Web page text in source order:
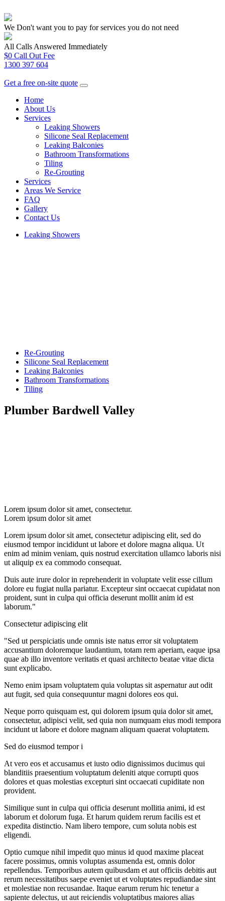
We Don't want you to pay for services you do not need
All Calls Answered Immediately
$0 Call Out Fee
1300 397 604
Get a free on-site quote
Home
About Us
Services
Leaking Showers
Silicone Seal Replacement
Leaking Balconies
Bathroom Transformations
Tiling
Re-Grouting
Services
Areas We Service
FAQ
Gallery
Contact Us
Leaking Showers
Re-Grouting
Silicone Seal Replacement
Leaking Balconies
Bathroom Transformations
Tiling
Plumber Bardwell Valley
Lorem ipsum dolor sit amet, consectetur.
Lorem ipsum dolor sit amet
Lorem ipsum dolor sit amet, consectetur adipiscing elit, sed do
eiusmod tempor incididunt ut labore et dolore magna aliqua. Ut
enim ad minim veniam, quis nostrud exercitation ullamco laboris nisi
ut aliquip ex ea commodo consequat.
Duis aute irure dolor in reprehenderit in voluptate velit esse cillum
dolore eu fugiat nulla pariatur. Excepteur sint occaecat cupidatat non
proident, sunt in culpa qui officia deserunt mollit anim id est
laborum."
Consectetur adipiscing elit
"Sed ut perspiciatis unde omnis iste natus error sit voluptatem
accusantium doloremque laudantium, totam rem aperiam, eaque ipsa
quae ab illo inventore veritatis et quasi architecto beatae vitae dicta
sunt explicabo.
Nemo enim ipsam voluptatem quia voluptas sit aspernatur aut odit
aut fugit, sed quia consequuntur magni dolores eos qui.
Neque porro quisquam est, qui dolorem ipsum quia dolor sit amet,
consectetur, adipisci velit, sed quia non numquam eius modi tempora
incidunt ut labore et dolore magnam aliquam quaerat voluptatem.
Sed do eiusmod tempor i
At vero eos et accusamus et iusto odio dignissimos ducimus qui
blanditiis praesentium voluptatum deleniti atque corrupti quos
dolores et quas molestias excepturi sint occaecati cupiditate non
provident.
Similique sunt in culpa qui officia deserunt mollitia animi, id est
laborum et dolorum fuga. Et harum quidem rerum facilis est et
expedita distinctio. Nam libero tempore, cum soluta nobis est
eligendi.
Optio cumque nihil impedit quo minus id quod maxime placeat
facere possimus, omnis voluptas assumenda est, omnis dolor
repellendus. Temporibus autem quibusdam et aut officiis debitis aut
rerum necessitatibus saepe eveniet ut et voluptates repudiandae sint
et molestiae non recusandae. Itaque earum rerum hic tenetur a
sapiente delectus, ut aut reiciendis voluptatibus maiores alias